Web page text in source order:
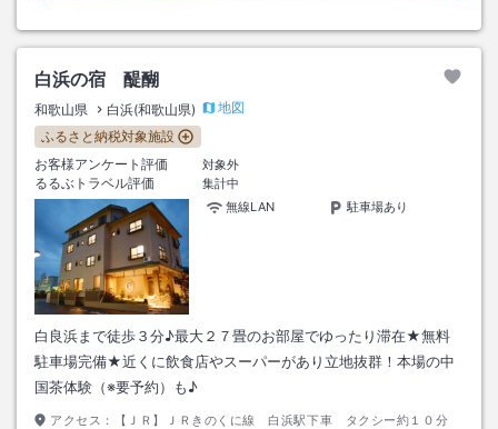
白浜の宿 醍醐
和歌山県 白浜(和歌山県)
地図
ふるさと納税対象施設
お客様アンケート評価
対象外
るるぶトラベル評価
集計中
無線LAN
駐車場あり
白良浜まで徒歩３分♪最大２７畳のお部屋でゆったり滞在★無料
駐車場完備★近くに飲食店やスーパーがあり立地抜群！本場の中
国茶体験（※要予約）も♪
アクセス：
【ＪＲ】ＪＲきのくに線 白浜駅下車 タクシー約１０分